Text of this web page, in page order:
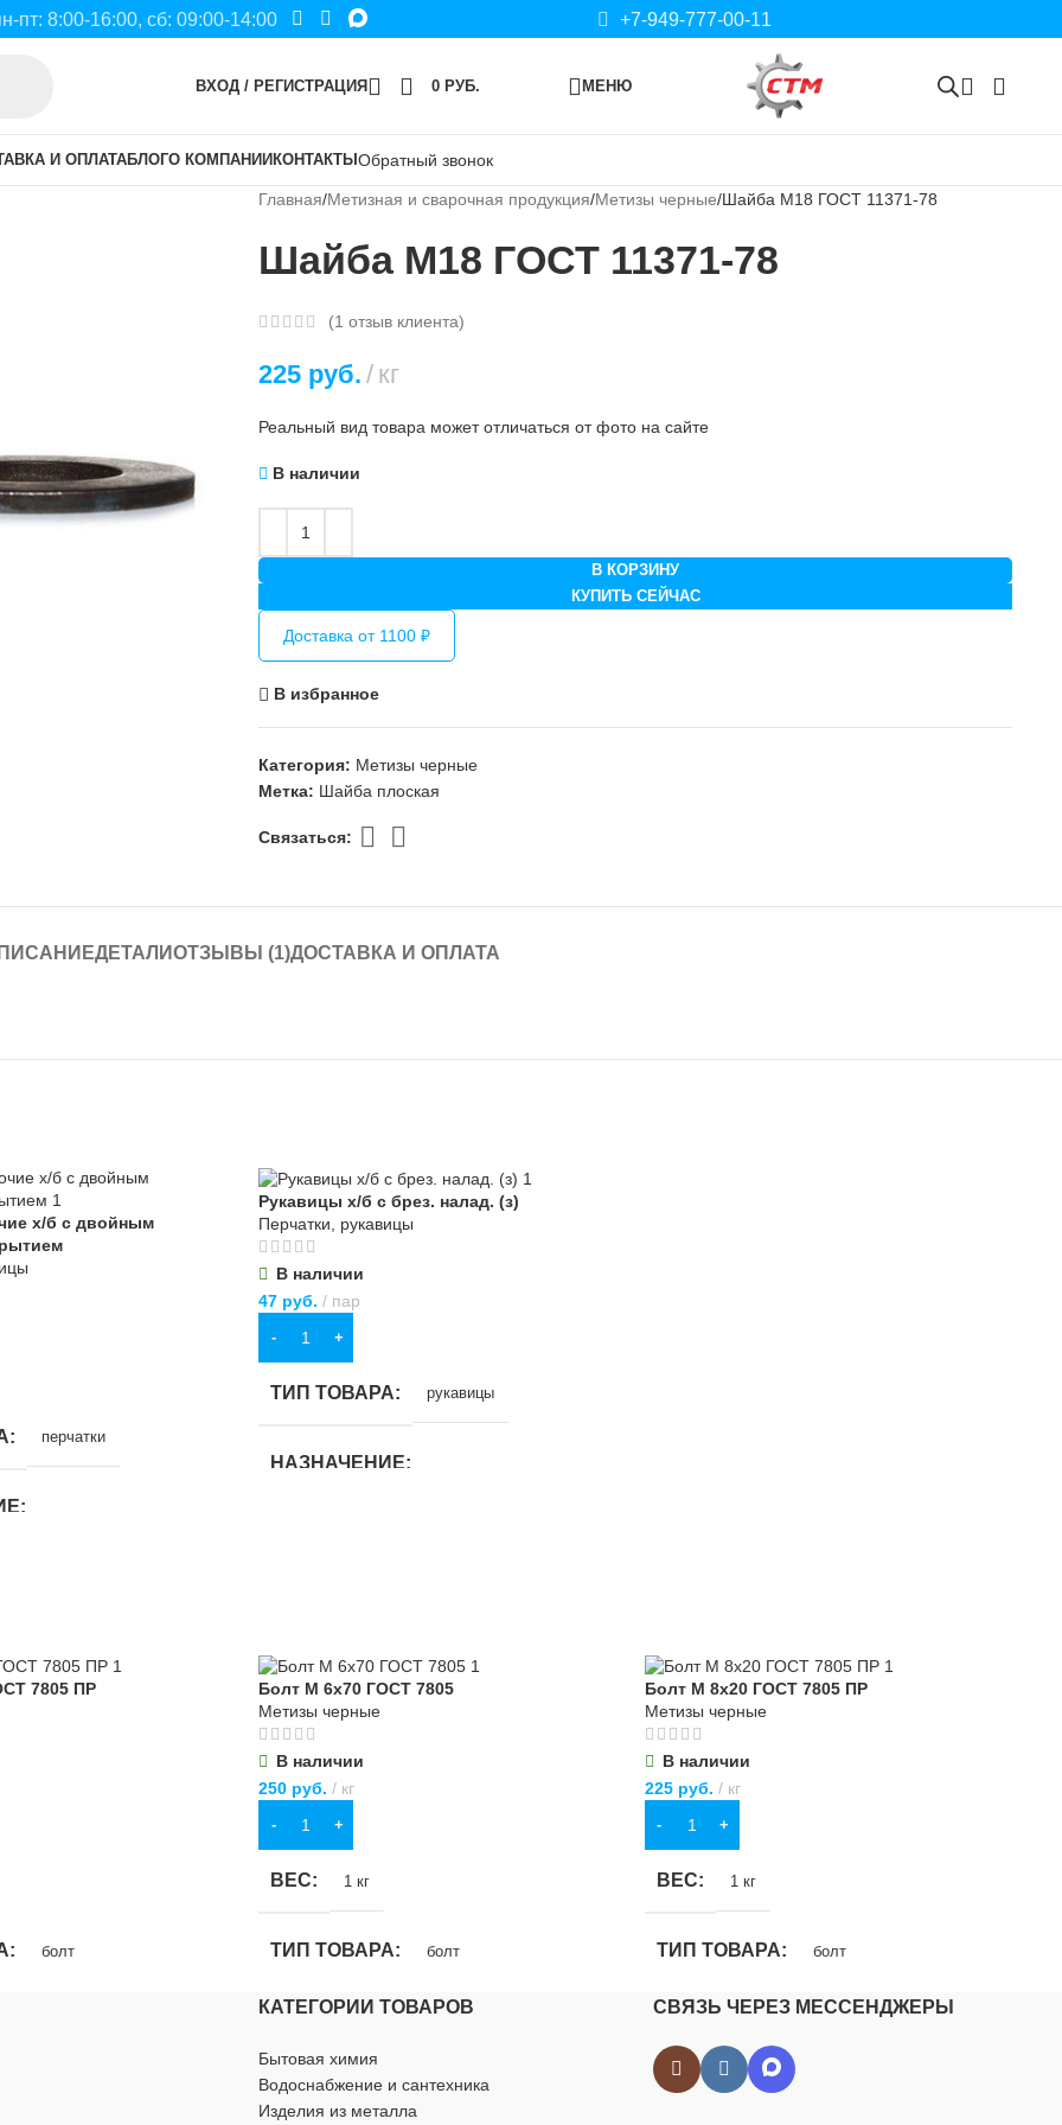
пт: 8:00-16:00, сб: 09:00-14:00 +7-949-777-00-11
ВХОД / РЕГИСТРАЦИЯ 0РУБ. МЕНЮ
И ОПЛАТАБЛОГО КОМПАНИИ КОНТАКТЫ Обратный звонок
Главная Метизная и сварочная продукция Метизы черные Шайба М18 ГОСТ 11371-78
Шайба М18 ГОСТ 11371-78
(1 отзыв клиента)
225 руб. кг
Реальный вид товара может отличаться от фото на сайте
В наличии
В КОРЗИНУ
КУПИТЬ СЕЙЧАС
Доставка от 1100 ₽
В избранное
Категория: Метизы черные
Метка: Шайба плоская
Связаться:
ДЕТАЛИОТЗЫВЫ (1)ДОСТАВКА И ОПЛАТА
х/б с двойным
перчатки
универсальные
Рукавицы х/б с брез. налад. (з)
Перчатки, рукавицы
В наличии
47 руб. пар
В КОРЗИНУ
ТИП ТОВАРА рукавицы
НАЗНАЧЕНИЕ
МАТЕРИАЛ
ПВХ ,хлопчатобумажная ткань
повышенной прочности
7805 ПР
болт
Болт М 6х70 ГОСТ 7805
Метизы черные
В наличии
250 руб. кг
В КОРЗИНУ
ВЕС 1 кг
ТИП ТОВАРА болт
НАЗНАЧЕНИЕ
для строительства,для хозяйственно-
Болт М 8х20 ГОСТ 7805 ПР
Метизы черные
В наличии
225руб. кг
В КОРЗИНУ
ВЕС 1 кг
ТИП ТОВАРА болт
НАЗНАЧЕНИЕ
для строительства
КАТЕГОРИИ ТОВАРОВ
Бытовая химия
Водоснабжение и сантехника
Изделия из металла
СВЯЗЬ ЧЕРЕЗ МЕССЕНДЖЕРЫ